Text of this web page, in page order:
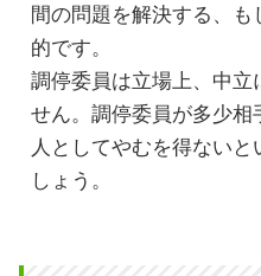
間の問題を解決する、も
的です。
調停委員は立場上、中立
せん。調停委員が多少
人としてやむを得ない
しょう。